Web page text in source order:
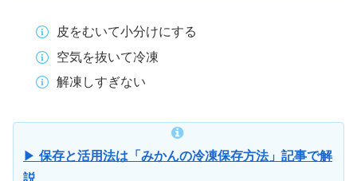
皮をむいて小分けにする
空気を抜いて冷凍
解凍しすぎない
▶︎ 保存と活用法は「みかんの冷凍保存方法」記事で解
説